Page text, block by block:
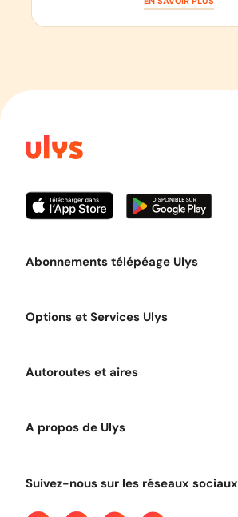
Abonnements télépéage Ulys
Options et Services Ulys
Autoroutes et aires
A propos de Ulys
Suivez-nous sur les réseaux sociaux